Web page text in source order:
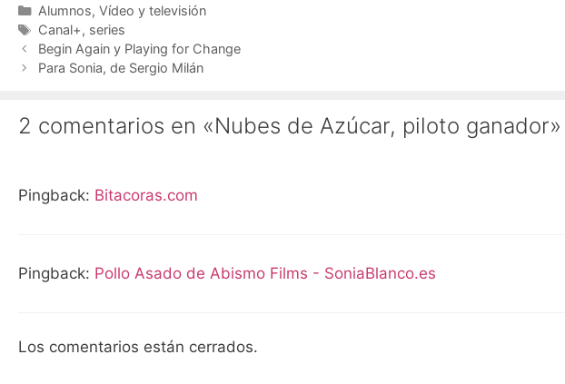
Categorías
Alumnos, Vídeo y televisión
Etiquetas
Canal+, series
Begin Again y Playing for Change
Para Sonia, de Sergio Milán
2 comentarios en «Nubes de Azúcar, piloto ganador»
Pingback: Bitacoras.com
Pingback: Pollo Asado de Abismo Films - SoniaBlanco.es
Los comentarios están cerrados.